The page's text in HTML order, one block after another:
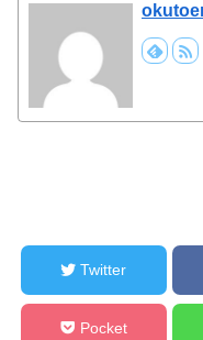
Twitter
Pocket